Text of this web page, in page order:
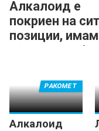
Алкалоид е
покриен на
позиции,
нова енергија
Алкалоид
РАКОМЕТ